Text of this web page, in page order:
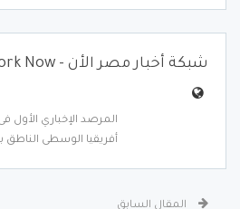
شبكة أخبار مصر الأن - Egypt News Network Now
المرصد الإخباري
أفريقيا الوسطى الناطق
المقال السابق